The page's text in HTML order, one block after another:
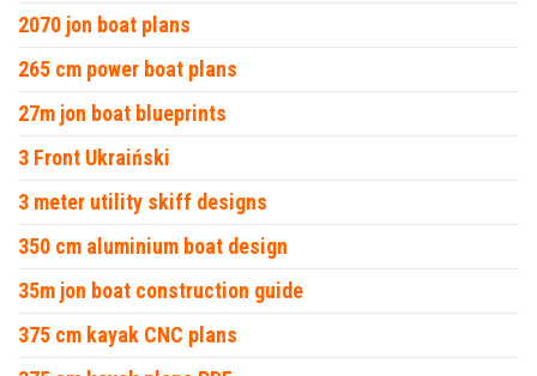
2070 jon boat plans
265 cm power boat plans
27m jon boat blueprints
3 Front Ukraiński
3 meter utility skiff designs
350 cm aluminium boat design
35m jon boat construction guide
375 cm kayak CNC plans